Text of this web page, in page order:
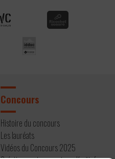
Concours
Histoire du concours
Les lauréats
Vidéos du Concours 2025